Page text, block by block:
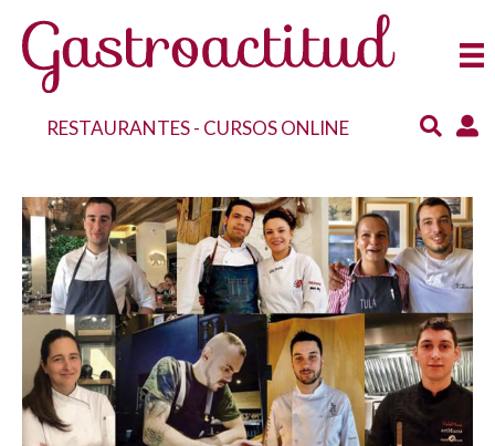
RESTAURANTES- CURSOS ONLINE